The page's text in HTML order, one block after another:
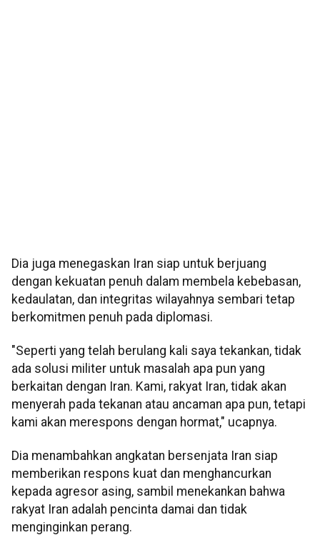
Dia juga menegaskan Iran siap untuk berjuang
dengan kekuatan penuh dalam membela kebebasan,
kedaulatan, dan integritas wilayahnya sembari tetap
berkomitmen penuh pada diplomasi.
"Seperti yang telah berulang kali saya tekankan, tidak
ada solusi militer untuk masalah apa pun yang
berkaitan dengan Iran. Kami, rakyat Iran, tidak akan
menyerah pada tekanan atau ancaman apa pun, tetapi
kami akan merespons dengan hormat," ucapnya.
Dia menambahkan angkatan bersenjata Iran siap
memberikan respons kuat dan menghancurkan
kepada agresor asing, sambil menekankan bahwa
rakyat Iran adalah pencinta damai dan tidak
menginginkan perang.